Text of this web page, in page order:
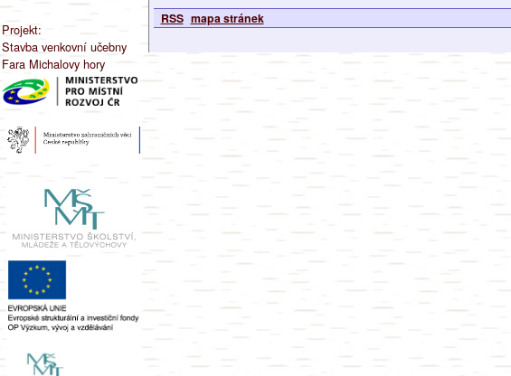
Projekt:
Stavba venkovní učebny
Fara Michalovy hory
RSS mapa stránek